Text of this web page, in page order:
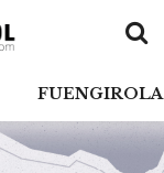
FUENGIROLA